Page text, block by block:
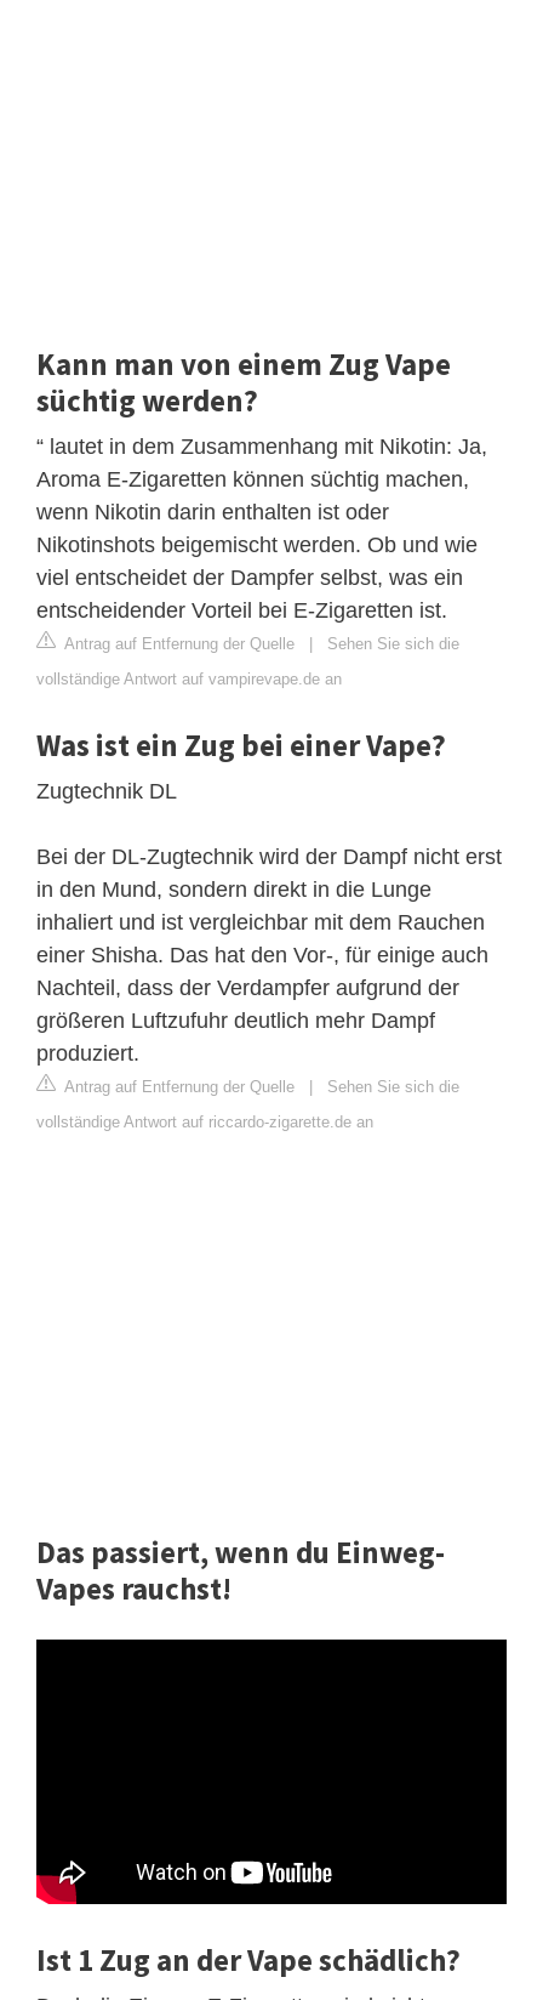
Kann man von einem Zug Vape
süchtig werden?
“ lautet in dem Zusammenhang mit Nikotin: Ja,
Aroma E-Zigaretten können süchtig machen,
wenn Nikotin darin enthalten ist oder
Nikotinshots beigemischt werden. Ob und wie
viel entscheidet der Dampfer selbst, was ein
entscheidender Vorteil bei E-Zigaretten ist.
Antrag auf Entfernung der Quelle
Sehen Sie sich die
vollständige Antwort auf vampirevape.de an
Was ist ein Zug bei einer Vape?
Zugtechnik DL
Bei der DL-Zugtechnik wird der Dampf nicht erst
in den Mund, sondern direkt in die Lunge
inhaliert und ist vergleichbar mit dem Rauchen
einer Shisha. Das hat den Vor-, für einige auch
Nachteil, dass der Verdampfer aufgrund der
größeren Luftzufuhr deutlich mehr Dampf
produziert.
Antrag auf Entfernung der Quelle
Sehen Sie sich die
vollständige Antwort auf riccardo-zigarette.de an
Das passiert, wenn du Einweg-
Vapes rauchst!
Ist 1 Zug an der Vape schädlich?